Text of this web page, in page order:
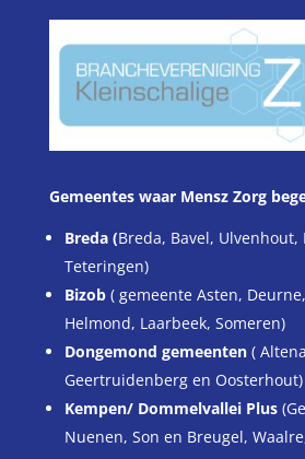
Gemeentes waar Mensz Zorg
Breda (Breda, Bavel, Ulvenhout,
Teteringen)
Bizob ( gemeente Asten,
Helmond, Laarbeek, Someren)
Dongemond gemeenten(
Geertruidenberg en Oosterhout)
Kempen/ Dommelvallei Plus
Nuenen, Son en Breugel,